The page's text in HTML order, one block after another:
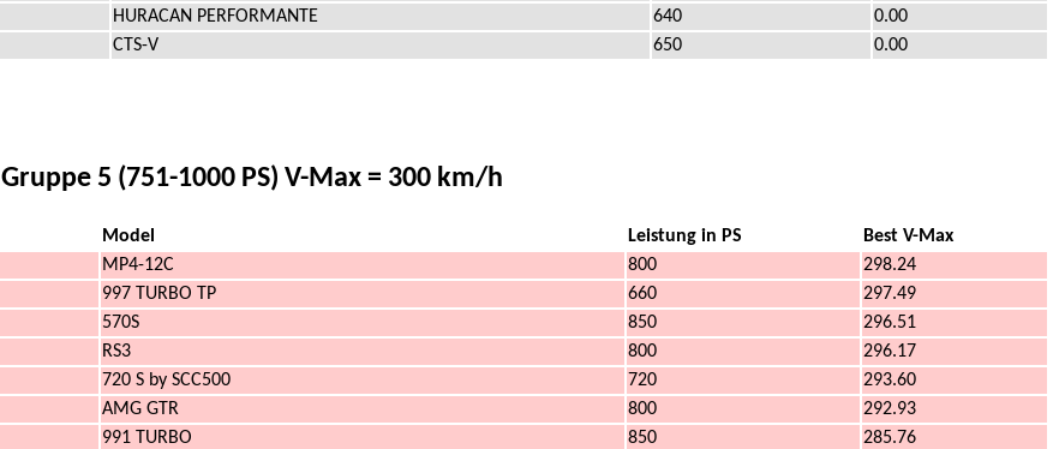
HURACAN PERFORMANTE 640
0.00
CTS-V 650 0.00
Gruppe 5 (751-1000 PS) V-Max = 300 km/h
Model Leistung in PS
Best V-Max
MP4-12C 800
298.24
997 TURBO TP 660
297.49
570S 850
296.51
RS3 800
296.17
720 S by SCC500 720
293.60
AMG GTR 800
292.93
991 TURBO 850
285.76